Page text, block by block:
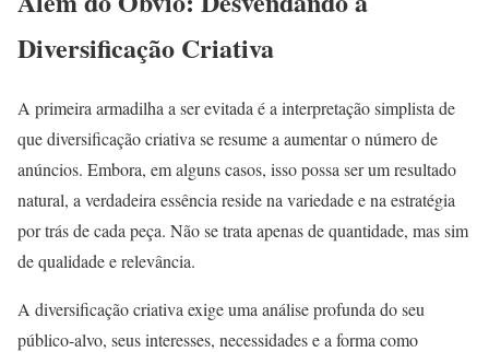
Diversificação Criativa
A primeira armadilha a ser evitada é a interpretação simplista de
que diversificação criativa se resume a aumentar o número de
anúncios. Embora, em alguns casos, isso possa ser um resultado
natural, a verdadeira essência reside na variedade e na estratégia
por trás de cada peça. Não se trata apenas de quantidade, mas sim
de qualidade e relevância.
A diversificação criativa exige uma análise profunda do seu
público-alvo, seus interesses, necessidades e a forma como